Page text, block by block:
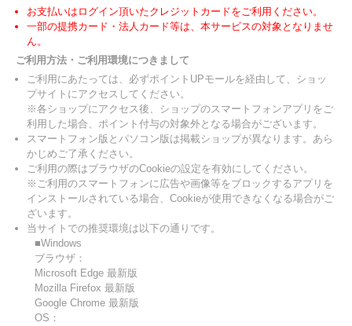
お支払いはログイン頂いたクレジットカードをご利用ください。
一部の提携カード・法人カード等は、本サービスの対象となりませ
ん。
ご利用方法・ご利用環境につきまして
ご利用にあたっては、必ずポイントUPモールを経由して、ショッ
プサイトにアクセスしてください。
※各ショップにアクセス後、ショップのスマートフォンアプリをご
利用した場合、ポイント付与の対象外となる場合がございます。
スマートフォン版とパソコン版は掲載ショップが異なります。あら
かじめご了承ください。
ご利用の際はブラウザのCookieの設定を有効にしてください。
※ご利用のスマートフォンに広告や画像等をブロックするアプリを
インストールされている場合、Cookieが使用できなくなる場合がご
ざいます。
当サイトでの推奨環境は以下の通りです。
■Windows
ブラウザ：
Microsoft Edge 最新版
Mozilla Firefox 最新版
Google Chrome 最新版
OS：